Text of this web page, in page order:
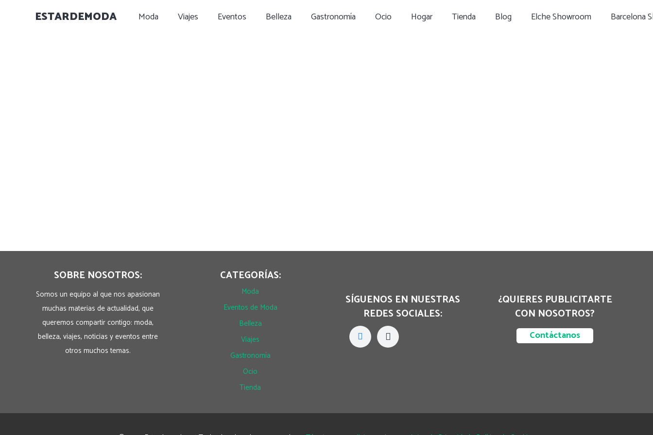
ESTARDEMODA Moda Viajes Eventos Belleza Gastronomía Ocio Hogar Tienda Blog Elche Showroom Barcelona
SOBRE NOSOTROS:
Somos un equipo al que nos apasionan
muchas materias de actualidad, que
queremos compartir contigo: moda,
belleza, viajes, noticias y eventos entre
otros muchos temas.
CATEGORÍAS:
Moda
Eventos de Moda
Belleza
Viajes
Gastronomía
Ocio
Tienda
SÍGUENOS EN NUESTRAS
REDES SOCIALES:
¿QUIERES PUBLICITARTE
CON NOSOTROS?
Contáctanos